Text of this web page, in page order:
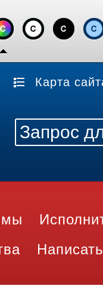
Карта